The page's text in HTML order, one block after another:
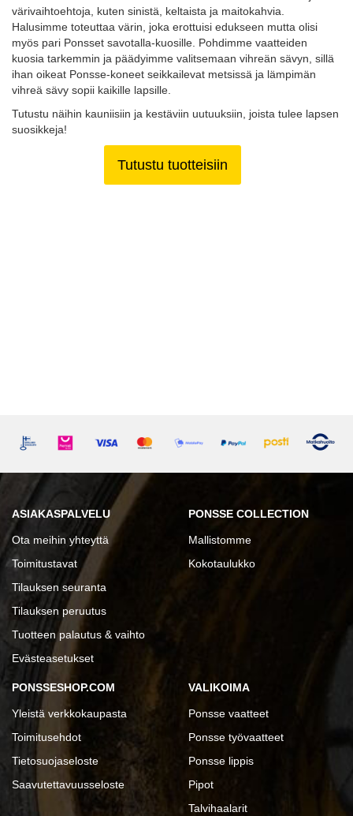
värivaihtoehtoja, kuten sinistä, keltaista ja maitokahvia.
Halusimme toteuttaa värin, joka erottuisi edukseen mutta olisi
myös pari Ponsset savotalla-kuosille. Pohdimme vaatteiden
kuosia tarkemmin ja päädyimme valitsemaan vihreän sävyn, sillä
ihan oikeat Ponsse-koneet seikkailevat metsissä ja lämpimän
vihreä sävy sopii kaikille lapsille.
Tutustu näihin kauniisiin ja kestäviin uutuuksiin, joista tulee lapsen
suosikkeja!
Tutustu tuotteisiin
ASIAKASPALVELU
Ota meihin yhteyttä
Toimitustavat
Tilauksen seuranta
Tilauksen peruutus
Tuotteen palautus & vaihto
Evästeasetukset
PONSSE COLLECTION
Mallistomme
Kokotaulukko
PONSSESHOP.COM
Yleistä verkkokaupasta
Toimitusehdot
Tietosuojaseloste
Saavutettavuusseloste
VALIKOIMA
Ponsse vaatteet
Ponsse työvaatteet
Ponsse lippis
Pipot
Talvihaalarit